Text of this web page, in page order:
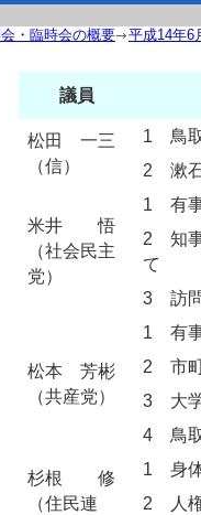
・臨時会の概要 平成14年6
議員
松田 一三
（信）
1 鳥取
2 漱石
米井 悟
（社会民主
党）
1 有事
2 知事
て
3 訪問
松本 芳彬
（共産党）
1 有事
2 市
3 大学
4 鳥取
杉根 修
（住民連
1 身体
2 人権